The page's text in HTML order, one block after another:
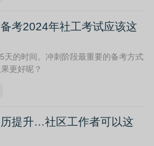
考2024年社工考试应该这
天的时间。冲刺阶段最重要的备考方式
更好呢？
提升…社区工作者可以这